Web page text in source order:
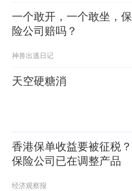
一个敢开，一个敢坐，保
险公司赔吗？
神兽出逃日记
天空硬糖消
香港保单收益要被征税？
保险公司已在调整产品
经济观察报